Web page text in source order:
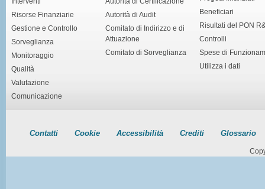
Risorse Finanziarie
Gestione e Controllo
Sorveglianza
Monitoraggio
Qualità
Valutazione
Comunicazione
Autorità di Audit
Comitato di Indirizzo e di
Attuazione
Comitato di Sorveglianza
Beneficiari
Risultati del PON
Controlli
Spese di
Utilizza i dati
Contatti Cookie Accessibilità Crediti Glossario